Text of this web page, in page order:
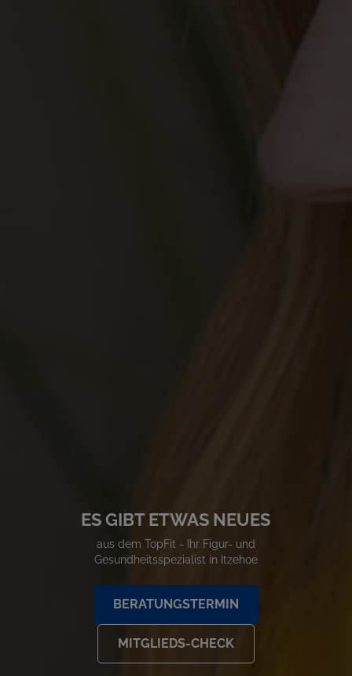
ES GIBT ETWAS NEUES
aus dem TopFit - Ihr Figur- und
Gesundheitsspezialist in Itzehoe
BERATUNGSTERMIN
MITGLIEDS-CHECK